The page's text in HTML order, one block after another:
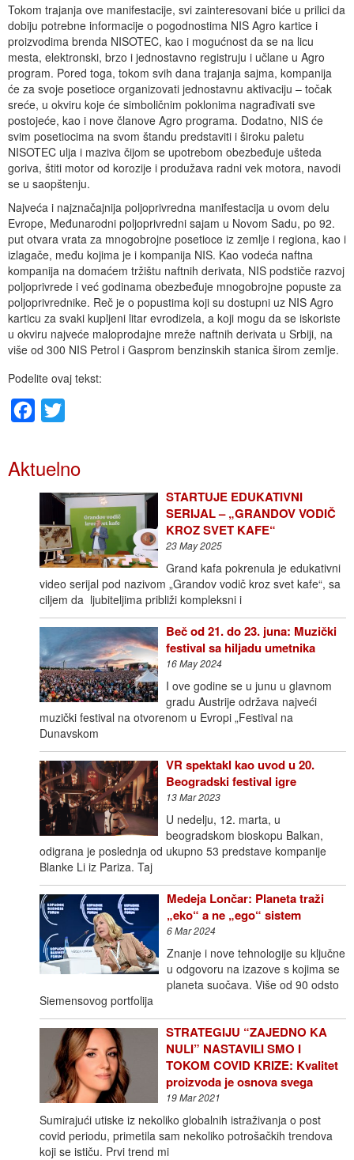
Tokom trajanja ove manifestacije, svi zainteresovani biće u prilici da
dobiju potrebne informacije o pogodnostima NIS Agro kartice i
proizvodima brenda NISOTEC, kao i mogućnost da se na licu
mesta, elektronski, brzo i jednostavno registruju i učlane u Agro
program. Pored toga, tokom svih dana trajanja sajma, kompanija
će za svoje posetioce organizovati jednostavnu aktivaciju – točak
sreće, u okviru koje će simboličnim poklonima nagrađivati sve
postojeće, kao i nove članove Agro programa. Dodatno, NIS će
svim posetiocima na svom štandu predstaviti i široku paletu
NISOTEC ulja i maziva čijom se upotrebom obezbeđuje ušteda
goriva, štiti motor od korozije i produžava radni vek motora, navodi
se u saopštenju.
Najveća i najznačajnija poljoprivredna manifestacija u ovom delu
Evrope, Međunarodni poljoprivredni sajam u Novom Sadu, po 92.
put otvara vrata za mnogobrojne posetioce iz zemlje i regiona, kao i
izlagače, među kojima je i kompanija NIS. Kao vodeća naftna
kompanija na domaćem tržištu naftnih derivata, NIS podstiče razvoj
poljoprivrede i već godinama obezbeđuje mnogobrojne popuste za
poljoprivrednike. Reč je o popustima koji su dostupni uz NIS Agro
karticu za svaki kupljeni litar evrodizela, a koji mogu da se iskoriste
u okviru najveće maloprodajne mreže naftnih derivata u Srbiji, na
više od 300 NIS Petrol i Gasprom benzinskih stanica širom zemlje.
Podelite ovaj tekst:
Facebook
Aktuelno
STARTUJE EDUKATIVNI
SERIJAL – „GRANDOV VODIČ
KROZ SVET KAFE“
23 May 2025
Grand kafa pokrenula je edukativni
video serijal pod nazivom „Grandov vodič kroz svet kafe“, sa
ciljem da ljubiteljima približi kompleksni i
Beč od 21. do 23. juna: Muzički
festival sa hiljadu umetnika
16 May 2024
I ove godine se u junu u glavnom
gradu Austrije održava najveći
muzički festival na otvorenom u Evropi „Festival na
Dunavskom
VR spektakl kao uvod u 20.
Beogradski festival igre
13 Mar 2023
U nedelju, 12. marta, u
beogradskom bioskopu Balkan,
odigrana je poslednja od ukupno 53 predstave kompanije
Blanke Li iz Pariza. Taj
Medeja Lončar: Planeta traži
„eko“ a ne „ego“ sistem
6 Mar 2024
Znanje i nove tehnologije su ključne
u odgovoru na izazove s kojima se
planeta suočava. Više od 90 odsto
Siemensovog portfolija
STRATEGIJU “ZAJEDNO KA
NULI” NASTAVILI SMO I
TOKOM COVID KRIZE: Kvalitet
proizvoda je osnova svega
19 Mar 2021
Sumirajući utiske iz nekoliko globalnih istraživanja o post
covid periodu, primetila sam nekoliko potrošačkih trendova
koji se ističu. Prvi trend mi